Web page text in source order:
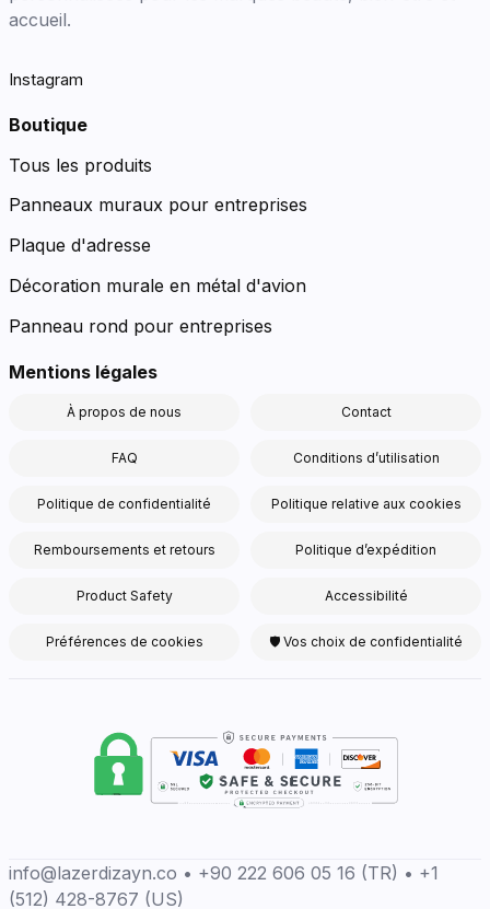
accueil.
Instagram
Boutique
Tous les produits
Panneaux muraux pour entreprises
Plaque d'adresse
Décoration murale en métal d'avion
Panneau rond pour entreprises
Mentions légales
À propos de nous Contact
FAQ Conditions d’utilisation
Politique de confidentialité Politique relative aux cookies
Remboursements et retours Politique d’expédition
Product Safety Accessibilité
Préférences de cookies 🛡 Vos choix de confidentialité
info@lazerdizayn.co • +90 222 606 05 16 (TR) • +1
(512) 428-8767 (US)